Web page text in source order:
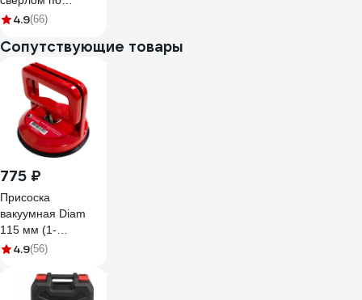
керамограниту и
RENNBOHR 676255
4.9(66)
Сопутствующие товары
775 ₽
Присоска
вакуумная Diam
115 мм (1-
чашечная) 600114
4.9(56)